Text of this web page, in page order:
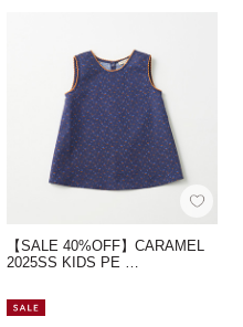
【SALE 40%OFF】CARAMEL
2025SS KIDS PE …